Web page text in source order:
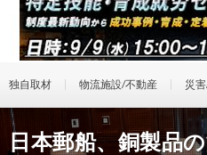
独自取材 物流施設/不動産 災
日本郵船、銅製品